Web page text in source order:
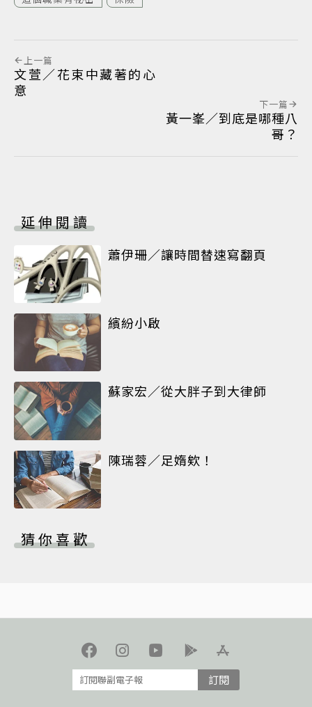
上一篇
文萱／花束中藏著的心
意
下一篇
黃一峯／到底是哪種八
哥？
延伸閱讀
蕭伊珊／讓時間替速寫翻頁
繽紛小啟
蘇家宏／從大胖子到大律師
陳瑞蓉／足媠欸！
猜你喜歡
訂閱